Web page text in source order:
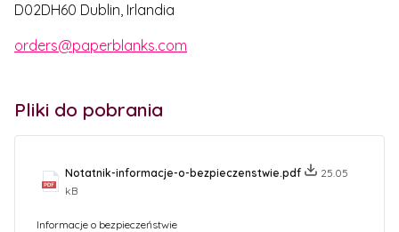
D02DH60 Dublin, Irlandia
orders@paperblanks.com
Pliki do pobrania
Notatnik-informacje-o-bezpieczenstwie.pdf
25.05
kB
Informacje o bezpieczeństwie